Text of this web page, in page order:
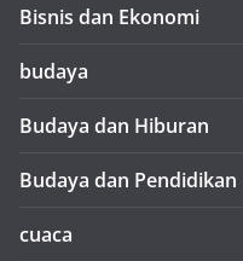
Bisnis dan Ekonomi
budaya
Budaya dan Hiburan
Budaya dan Pendidikan
cuaca